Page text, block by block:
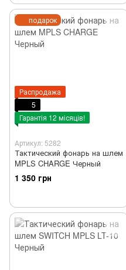
подарок
Распродажа
5
Гарантія 12 місяців!
Артикул: 5282
Тактический фонарь на шлем
MPLS CHARGE Черный
1 350 грн